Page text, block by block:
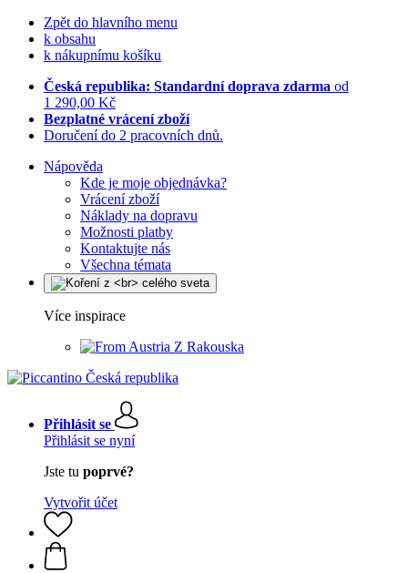
Zpět do hlavního menu
k obsahu
k nákupnímu košíku
Česká republika: Standardní doprava zdarma od
1 290,00 Kč
Bezplatné vrácení zboží
Doručení do 2 pracovních dnů.
Nápověda
Kde je moje objednávka?
Vrácení zboží
Náklady na dopravu
Možnosti platby
Kontaktujte nás
Všechna témata
Více inspirace
Z Rakouska
Přihlásit se
Přihlásit se nyní
Jste tu poprvé?
Vytvořit účet